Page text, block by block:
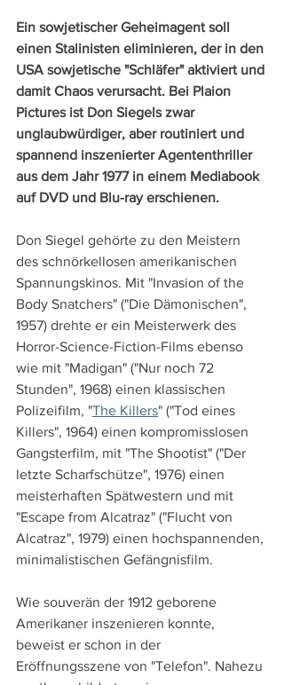
Ein sowjetischer Geheimagent soll
einen Stalinisten eliminieren, der in den
USA sowjetische "Schläfer" aktiviert und
damit Chaos verursacht. Bei Plaion
Pictures ist Don Siegels zwar
unglaubwürdiger, aber routiniert und
spannend inszenierter Agententhriller
aus dem Jahr 1977 in einem Mediabook
auf DVD und Blu-ray erschienen.
Don Siegel gehörte zu den Meistern
des schnörkellosen amerikanischen
Spannungskinos. Mit "Invasion of the
Body Snatchers" ("Die Dämonischen",
1957) drehte er ein Meisterwerk des
Horror-Science-Fiction-Films ebenso
wie mit "Madigan" ("Nur noch 72
Stunden", 1968) einen klassischen
Polizeifilm, "The Killers" ("Tod eines
Killers", 1964) einen kompromisslosen
Gangsterfilm, mit "The Shootist" ("Der
letzte Scharfschütze", 1976) einen
meisterhaften Spätwestern und mit
"Escape from Alcatraz" ("Flucht von
Alcatraz", 1979) einen hochspannenden,
minimalistischen Gefängnisfilm.
Wie souverän der 1912 geborene
Amerikaner inszenieren konnte,
beweist er schon in der
Eröffnungsszene von "Telefon". Nahezu